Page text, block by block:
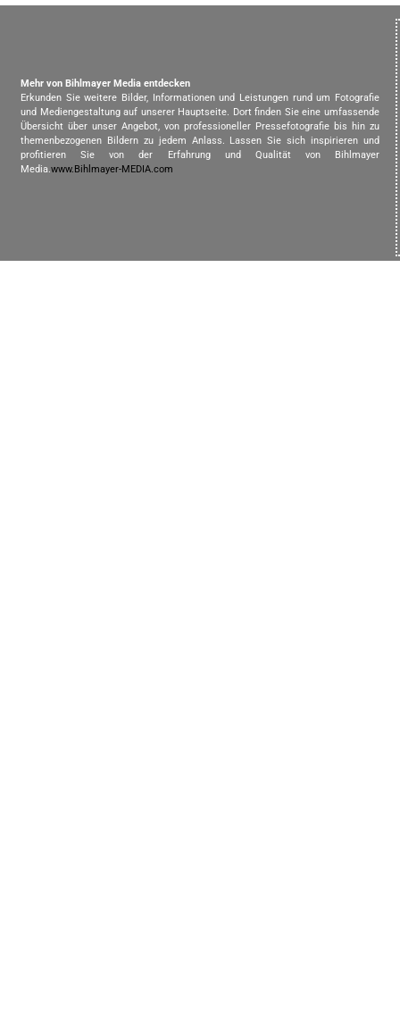
Mehr von Bihlmayer Media entdecken
Erkunden Sie weitere Bilder, Informationen und Leistungen rund um Fotografie
und Mediengestaltung auf unserer Hauptseite. Dort finden Sie eine umfassende
Übersicht über unser Angebot, von professioneller Pressefotografie bis hin zu
themenbezogenen Bildern zu jedem Anlass. Lassen Sie sich inspirieren und
profitieren Sie von der Erfahrung und Qualität von Bihlmayer
Media.www.Bihlmayer-MEDIA.com